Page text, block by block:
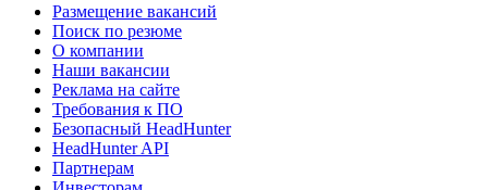
Размещение вакансий
Поиск по резюме
О компании
Наши вакансии
Реклама на сайте
Требования к ПО
Безопасный HeadHunter
HeadHunter API
Партнерам